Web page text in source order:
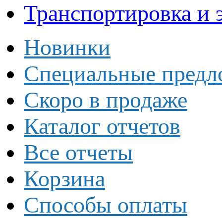
Транспортировка и
Новинки
Специальные
Скоро в продаже
Каталог отчетов
Все отчеты
Корзина
Способы оплаты